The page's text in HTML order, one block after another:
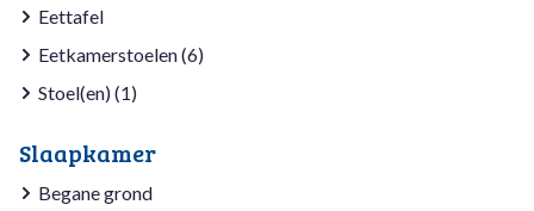
Eettafel
Eetkamerstoelen (6)
Stoel(en) (1)
Slaapkamer
Begane grond